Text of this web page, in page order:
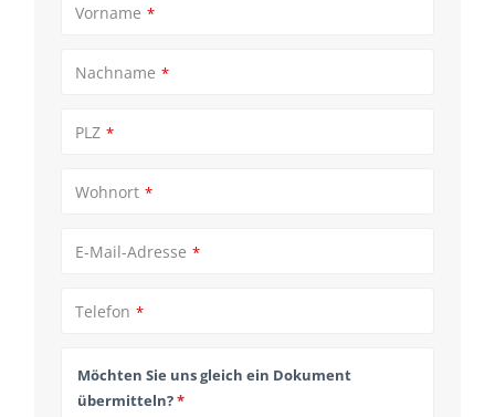
Vorname *
Nachname *
PLZ *
Wohnort *
E-Mail-Adresse *
Telefon *
URL *
Möchten Sie uns gleich ein Dokument
übermitteln?*